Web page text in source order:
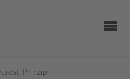
Prinzip